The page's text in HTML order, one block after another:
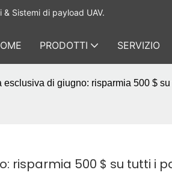
Sistemi di payload UAV.
PRODOTTI SERVIZIO
esclusiva di giugno: risparmia 500 $
risparmia 500 $ su tutti i